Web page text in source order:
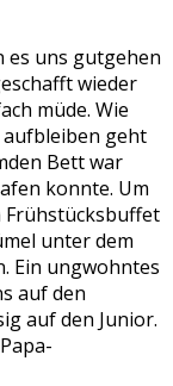
es uns gutgehen
wieder
müde. Wie
aufbleiben geht
Bett war
konnte. Um
Frühstücksbuffet
unter dem
Ein ungwohntes
auf den
auf den Junior.